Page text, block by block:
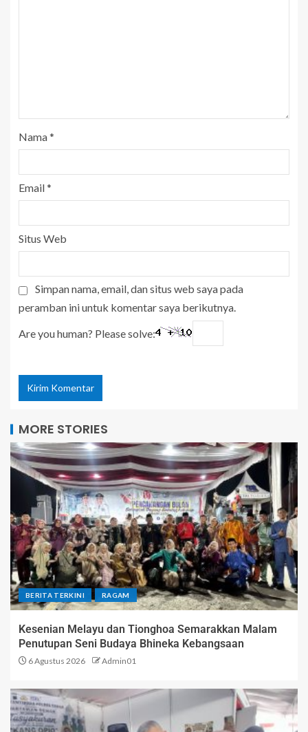
Nama*
Email*
Situs Web
Simpan nama, email, dan situs web saya pada
peramban ini untuk komentar saya berikutnya.
Are you human? Please solve:
MORE STORIES
BERITA TERKINI RAGAM
Kesenian Melayu dan Tionghoa Semarakkan Malam
Penutupan Seni Budaya Bhineka Kebangsaan
6 Agustus 2026 Admin01